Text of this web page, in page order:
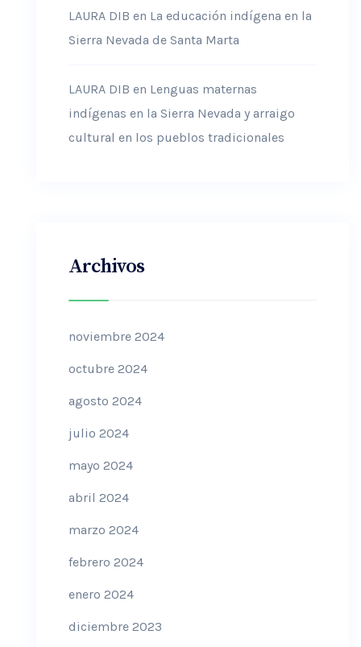
LAURA DIB en La educación indígena en la
Sierra Nevada de Santa Marta
LAURA DIB en Lenguas maternas
indígenas en la Sierra Nevada y arraigo
cultural en los pueblos tradicionales
Archivos
noviembre 2024
octubre 2024
agosto 2024
julio 2024
mayo 2024
abril 2024
marzo 2024
febrero 2024
enero 2024
diciembre 2023